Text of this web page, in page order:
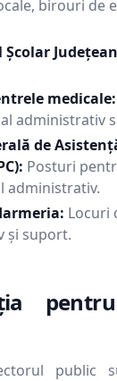
birouri de
medicale:
administrativ
de
Posturi
administrativ.
Locuri
și suport.
public